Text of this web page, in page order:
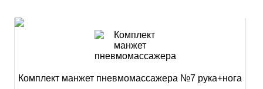
Комплект манжет пневмомассажера №7 рука+нога